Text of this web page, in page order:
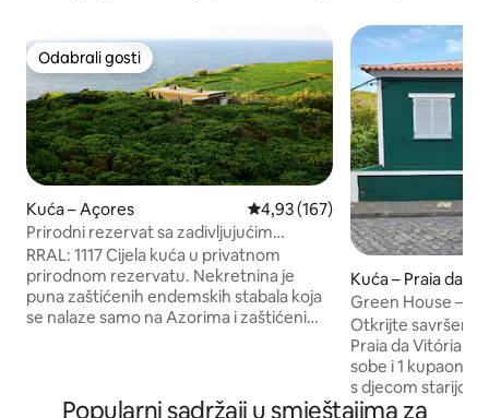
Odabrali gosti
Odabrali gosti
Kuća – Açores Prosječna ocjena: 4,93/5,
4,93 (167)
Prirodni rezervat sa zadivljujućim
pogledom na ocean RRAL1117
RRAL: 1117 Cijela kuća u privatnom
prirodnom rezervatu. Nekretnina je
puna zaštićenih endemskih stabala koja
se nalaze samo na Azorima i zaštićenim
sunca u rezidenciji između ožujka i
Kuća – Praia da
Green House – 1
Otkrijte savršen
Praia da Vitória.
sobe i 1
s djecom starijom
prijatelje i putnike
Popularni sadržaji u smještajima za